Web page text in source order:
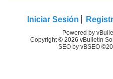
Iniciar Sesión
Powered by
Copyright © 2026 vBulletin
SEO by vBSEO